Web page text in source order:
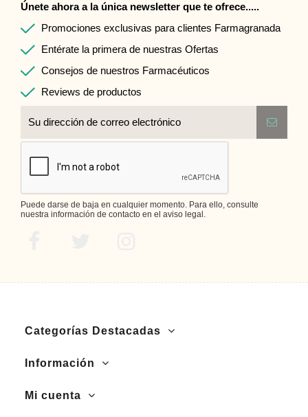
Únete ahora a la única newsletter que te ofrece.....
Promociones exclusivas para clientes Farmagranada
Entérate la primera de nuestras Ofertas
Consejos de nuestros Farmacéuticos
Reviews de productos
Puede darse de baja en cualquier momento. Para ello, consulte
nuestra información de contacto en el aviso legal.
Categorías Destacadas
Información
Mi cuenta